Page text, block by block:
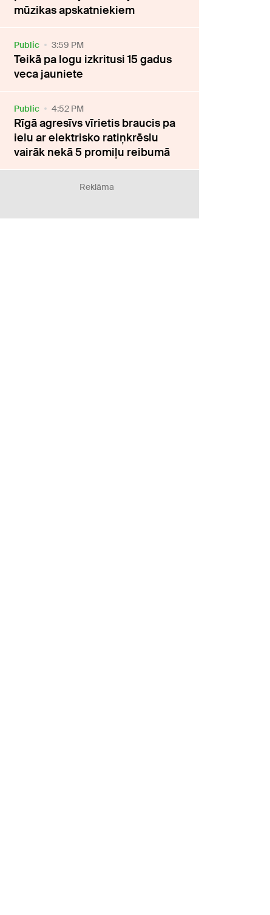
mūzikas apskatniekiem
Public 3:59 PM
Teikā pa logu izkritusi 15 gadus
veca jauniete
Public 4:52 PM
Rīgā agresīvs vīrietis braucis pa
ielu ar elektrisko ratiņkrēslu
vairāk nekā 5 promiļu reibumā
Reklāma